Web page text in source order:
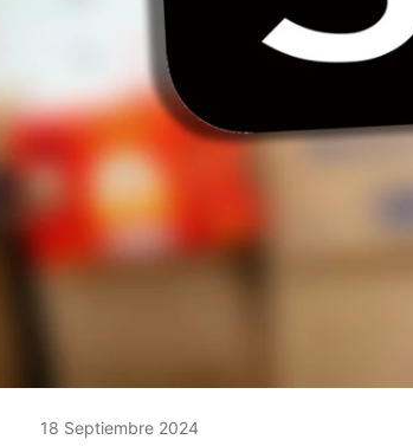
18 Septiembre 2024